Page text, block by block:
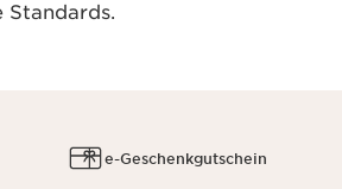
Standards.
e-Geschenkgutschein